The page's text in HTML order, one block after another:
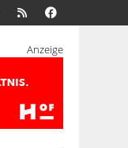
Anzeige